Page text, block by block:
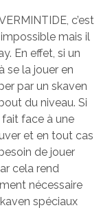
c’est
mais il
En effet, si un
se la jouer en
par un skaven
du niveau. Si
face à une
et en tout cas
de jouer
cela rend
nécessaire
spéciaux